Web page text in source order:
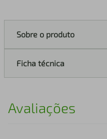
Sobre o produto
Ficha técnica
Avaliações